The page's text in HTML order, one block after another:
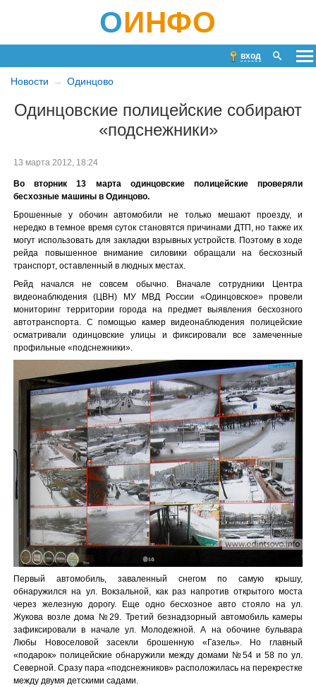
ОИНФО
вход
Новости Одинцово
Одинцовские полицейские собирают
«подснежники»
13 марта 2012, 18:24
Во вторник 13 марта одинцовские полицейские проверяли
бесхозные машины в Одинцово.
Брошенные у обочин автомобили не только мешают проезду, и
нередко в темное время суток становятся причинами ДТП, но также их
могут использовать для закладки взрывных устройств. Поэтому в ходе
рейда повышенное внимание силовики обращали на бесхозный
транспорт, оставленный в людных местах.
Рейд начался не совсем обычно. Вначале сотрудники Центра
видеонаблюдения (ЦВН) МУ МВД России «Одинцовское» провели
мониторинг территории города на предмет выявления бесхозного
автотранспорта. С помощью камер видеонаблюдения полицейские
осматривали одинцовские улицы и фиксировали все замеченные
профильные «подснежники».
Первый автомобиль, заваленный снегом по самую крышу,
обнаружился на ул. Вокзальной, как раз напротив открытого моста
через железную дорогу. Еще одно бесхозное авто стояло на ул.
Жукова возле дома №29. Третий безнадзорный автомобиль камеры
зафиксировали в начале ул. Молодежной. А на обочине бульвара
Любы Новоселовой засекли брошенную «Газель». Но главный
«подарок» полицейские обнаружили между домами №54 и 58 по ул.
Северной. Сразу пара «подснежников» расположилась на перекрестке
между двумя детскими садами.